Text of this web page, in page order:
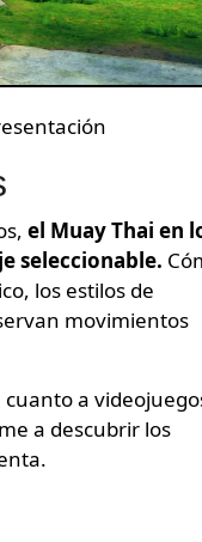
el Muay Thai en
seleccionable.
los estilos de
movimientos
a
a descubrir los